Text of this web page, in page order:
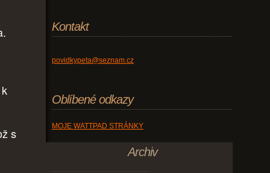
s
Kontakt
povidkypeta@seznam.cz
Oblíbené odkazy
MOJE WATTPAD STRÁNKY
Archiv